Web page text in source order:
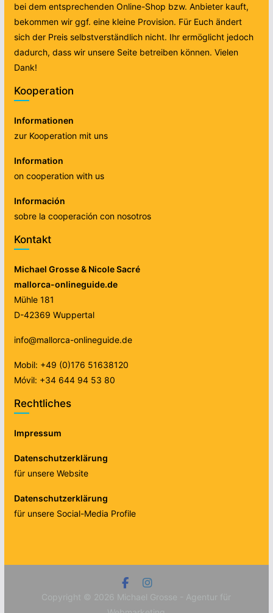
bei dem entsprechenden Online-Shop bzw. Anbieter kauft,
bekommen wir ggf. eine kleine Provision. Für Euch ändert
sich der Preis selbstverständlich nicht. Ihr ermöglicht jedoch
dadurch, dass wir unsere Seite betreiben können. Vielen
Dank!
Kooperation
Informationen
zur Kooperation mit uns
Information
on cooperation with us
Información
sobre la cooperación con nosotros
Kontakt
Michael Grosse & Nicole Sacré
mallorca-onlineguide.de
Mühle 181
D-42369 Wuppertal
info@mallorca-onlineguide.de
Mobil: +49 (0)176 51638120
Móvil: +34 644 94 53 80
Rechtliches
Impressum
Datenschutzerklärung
für unsere Website
Datenschutzerklärung
für unsere Social-Media Profile
Copyright © 2026 Michael Grosse - Agentur für